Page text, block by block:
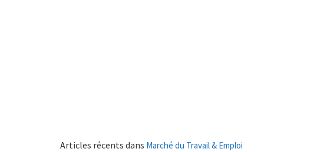
Articles récents dans Marché du Travail & Emploi